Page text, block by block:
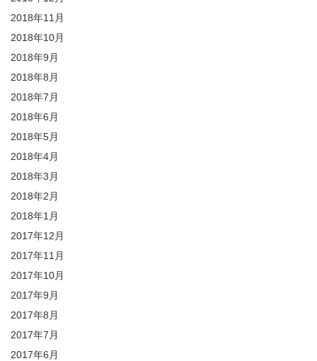
2018年11月
2018年10月
2018年9月
2018年8月
2018年7月
2018年6月
2018年5月
2018年4月
2018年3月
2018年2月
2018年1月
2017年12月
2017年11月
2017年10月
2017年9月
2017年8月
2017年7月
2017年6月